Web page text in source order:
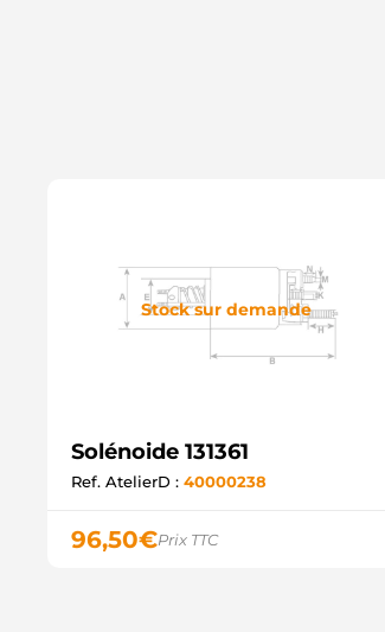
Stock sur demande
Solénoide 131361
Ref. AtelierD : 40000238
96,50€Prix TTC